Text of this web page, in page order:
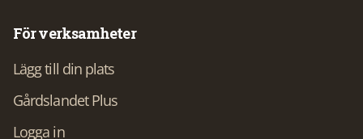
För verksamheter
Lägg till din plats
Gårdslandet Plus
Logga in